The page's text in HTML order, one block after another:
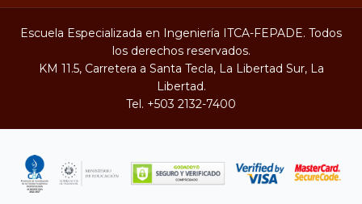
Escuela Especializada en Ingeniería ITCA-FEPADE. Todos
los derechos reservados.
KM 11.5, Carretera a Santa Tecla, La Libertad Sur, La
Libertad.
Tel. +503 2132-7400